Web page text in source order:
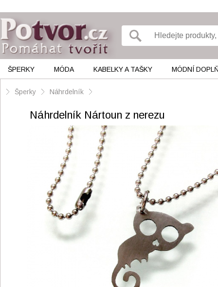
ŠPERKY MÓDA KABELKY A TAŠKY MÓDNÍ
Šperky Náhrdelník
Náhrdelník Nártoun z nerezu